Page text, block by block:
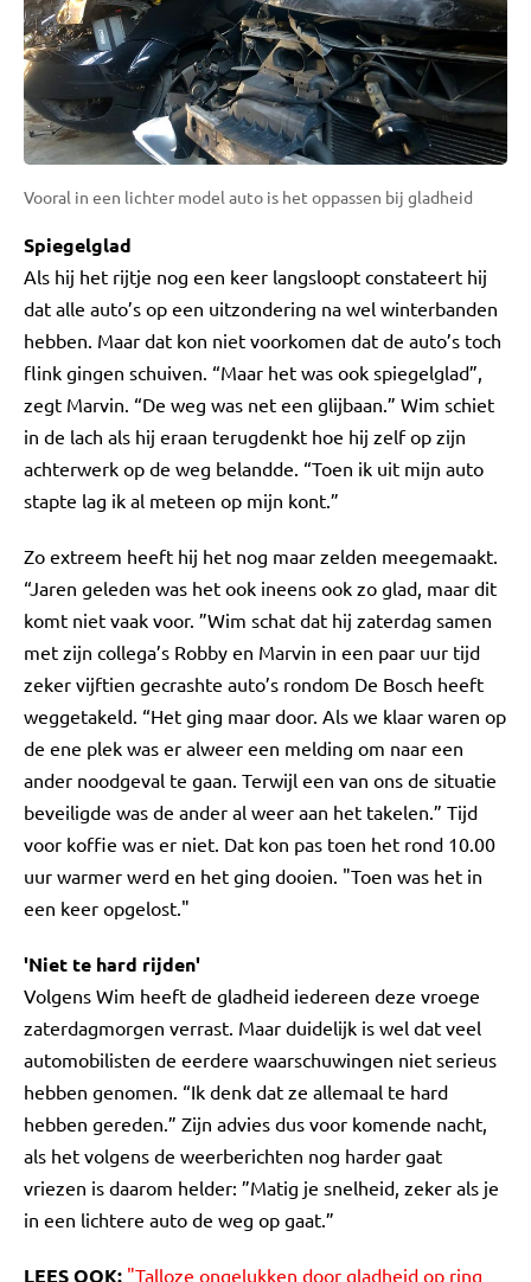
Vooral in een lichter model auto is het oppassen bij gladheid
Spiegelglad
Als hij het rijtje nog een keer langsloopt constateert hij
dat alle auto’s op een uitzondering na wel winterbanden
hebben. Maar dat kon niet voorkomen dat de auto’s toch
flink gingen schuiven. “Maar het was ook spiegelglad”,
zegt Marvin. “De weg was net een glijbaan.” Wim schiet
in de lach als hij eraan terugdenkt hoe hij zelf op zijn
achterwerk op de weg belandde. “Toen ik uit mijn auto
stapte lag ik al meteen op mijn kont.”
Zo extreem heeft hij het nog maar zelden meegemaakt.
“Jaren geleden was het ook ineens ook zo glad, maar dit
komt niet vaak voor. ”Wim schat dat hij zaterdag samen
met zijn collega’s Robby en Marvin in een paar uur tijd
zeker vijftien gecrashte auto’s rondom De Bosch heeft
weggetakeld. “Het ging maar door. Als we klaar waren op
de ene plek was er alweer een melding om naar een
ander noodgeval te gaan. Terwijl een van ons de situatie
beveiligde was de ander al weer aan het takelen.” Tijd
voor koffie was er niet. Dat kon pas toen het rond 10.00
uur warmer werd en het ging dooien. "Toen was het in
een keer opgelost."
'Niet te hard rijden'
Volgens Wim heeft de gladheid iedereen deze vroege
zaterdagmorgen verrast. Maar duidelijk is wel dat veel
automobilisten de eerdere waarschuwingen niet serieus
hebben genomen. “Ik denk dat ze allemaal te hard
hebben gereden.” Zijn advies dus voor komende nacht,
als het volgens de weerberichten nog harder gaat
vriezen is daarom helder: ”Matig je snelheid, zeker als je
in een lichtere auto de weg op gaat.”
LEES OOK: "Talloze ongelukken door gladheid op ring